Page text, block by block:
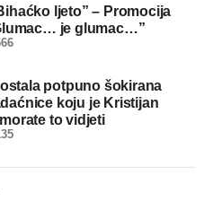
ljeto” – Promocija
je glumac…”
potpuno šokirana
koju je Kristijan
to vidjeti